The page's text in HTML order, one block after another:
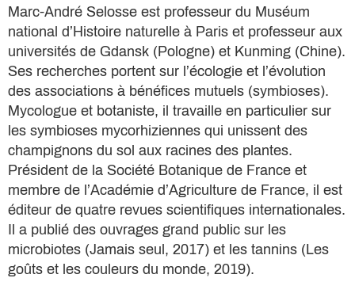
Marc-André Selosse est professeur du Muséum
national d’Histoire naturelle à Paris et professeur aux
universités de Gdansk (Pologne) et Kunming (Chine).
Ses recherches portent sur l’écologie et l’évolution
des associations à bénéfices mutuels (symbioses).
Mycologue et botaniste, il travaille en particulier sur
les symbioses mycorhiziennes qui unissent des
champignons du sol aux racines des plantes.
Président de la Société Botanique de France et
membre de l’Académie d’Agriculture de France, il est
éditeur de quatre revues scientifiques internationales.
Il a publié des ouvrages grand public sur les
microbiotes (Jamais seul, 2017) et les tannins (Les
goûts et les couleurs du monde, 2019).